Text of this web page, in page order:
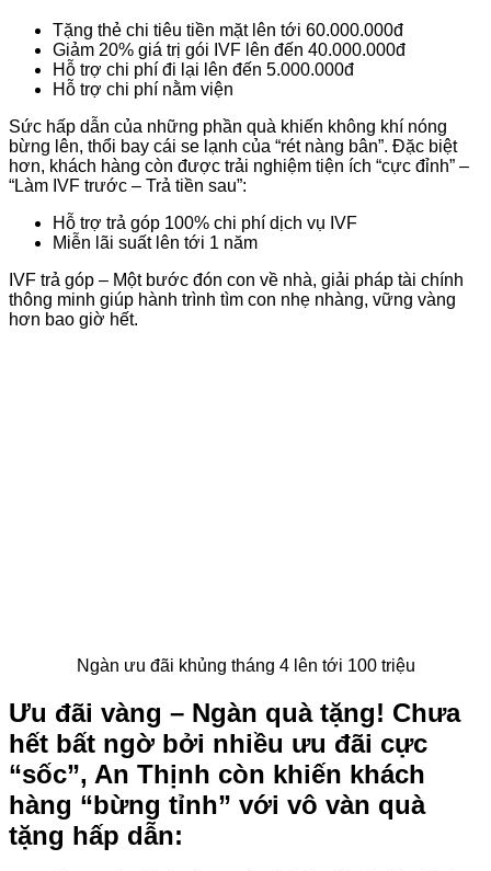
Tặng thẻ chi tiêu tiền mặt lên tới 60.000.000đ
Giảm 20% giá trị gói IVF lên đến 40.000.000đ
Hỗ trợ chi phí đi lại lên đến 5.000.000đ
Hỗ trợ chi phí nằm viện
Sức hấp dẫn của những phần quà khiến không khí nóng
bừng lên, thổi bay cái se lạnh của “rét nàng bân”. Đặc biệt
hơn, khách hàng còn được trải nghiệm tiện ích “cực đỉnh” –
“Làm IVF trước – Trả tiền sau”:
Hỗ trợ trả góp 100% chi phí dịch vụ IVF
Miễn lãi suất lên tới 1 năm
IVF trả góp – Một bước đón con về nhà, giải pháp tài chính
thông minh giúp hành trình tìm con nhẹ nhàng, vững vàng
hơn bao giờ hết.
Ngàn ưu đãi khủng tháng 4 lên tới 100 triệu
Ưu đãi vàng – Ngàn quà tặng! Chưa
hết bất ngờ bởi nhiều ưu đãi cực
“sốc”, An Thịnh còn khiến khách
hàng “bừng tỉnh” với vô vàn quà
tặng hấp dẫn: